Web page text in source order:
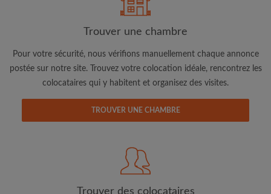
Adresse email
CRÉER PROFIL
Trouver une chambre
Pour votre sécurité, nous vérifions manuellement chaque annonce
postée sur notre site. Trouvez votre colocation idéale, rencontrez les
colocataires qui y habitent et organisez des visites.
TROUVER UNE CHAMBRE
Trouver des colocataires